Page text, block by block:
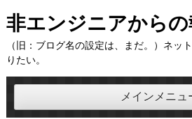
コ
ン
テ
ン
ツ
ス
非エンジニアから
（旧：ブログ名の設定は、まだ。）ネッ
りたい。
メインメニュ